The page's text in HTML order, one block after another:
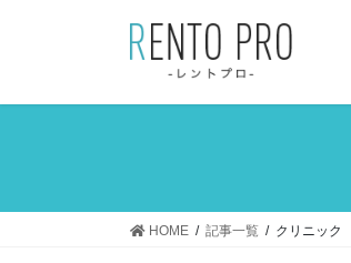
HOME 記事一覧 クリニック